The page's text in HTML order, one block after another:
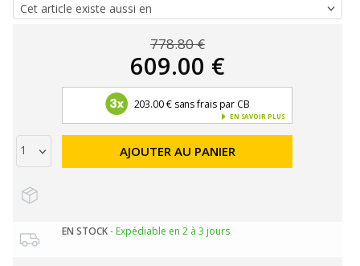
778.80 €
609.00 €
203.00 € sans frais par CB
EN SAVOIR PLUS
AJOUTER AU PANIER
EN STOCK- Expédiable en 2 à 3 jours